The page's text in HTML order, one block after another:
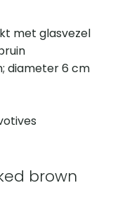
met glasvezel
diameter 6 cm
brown